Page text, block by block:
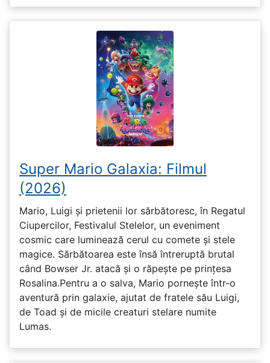
Super Mario Galaxia: Filmul
(2026)
Mario, Luigi și prietenii lor sărbătoresc, în Regatul
Ciupercilor, Festivalul Stelelor, un eveniment
cosmic care luminează cerul cu comete și stele
magice. Sărbătoarea este însă întreruptă brutal
când Bowser Jr. atacă și o răpește pe prinţesa
Rosalina.Pentru a o salva, Mario pornește într-o
aventură prin galaxie, ajutat de fratele său Luigi,
de Toad și de micile creaturi stelare numite
Lumas.